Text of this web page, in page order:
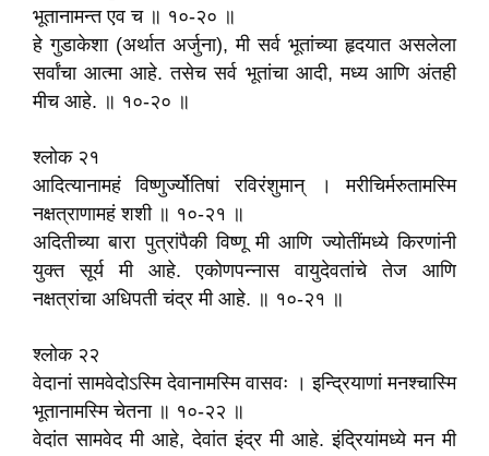
भूतानामन्त एव च ॥ १०-२० ॥
हे गुडाकेशा (अर्थात अर्जुना), मी सर्व भूतांच्या हृदयात असलेला
सर्वांचा आत्मा आहे. तसेच सर्व भूतांचा आदी, मध्य आणि अंतही
मीच आहे. ॥ १०-२० ॥
श्लोक २१
आदित्यानामहं विष्णुर्ज्योतिषां रविरंशुमान्‌ । मरीचिर्मरुतामस्मि
नक्षत्राणामहं शशी ॥ १०-२१ ॥
अदितीच्या बारा पुत्रांपैकी विष्णू मी आणि ज्योतींमध्ये किरणांनी
युक्त सूर्य मी आहे. एकोणपन्नास वायुदेवतांचे तेज आणि
नक्षत्रांचा अधिपती चंद्र मी आहे. ॥ १०-२१ ॥
श्लोक २२
वेदानां सामवेदोऽस्मि देवानामस्मि वासवः । इन्द्रियाणां मनश्चास्मि
भूतानामस्मि चेतना ॥ १०-२२ ॥
वेदांत सामवेद मी आहे, देवांत इंद्र मी आहे. इंद्रियांमध्ये मन मी